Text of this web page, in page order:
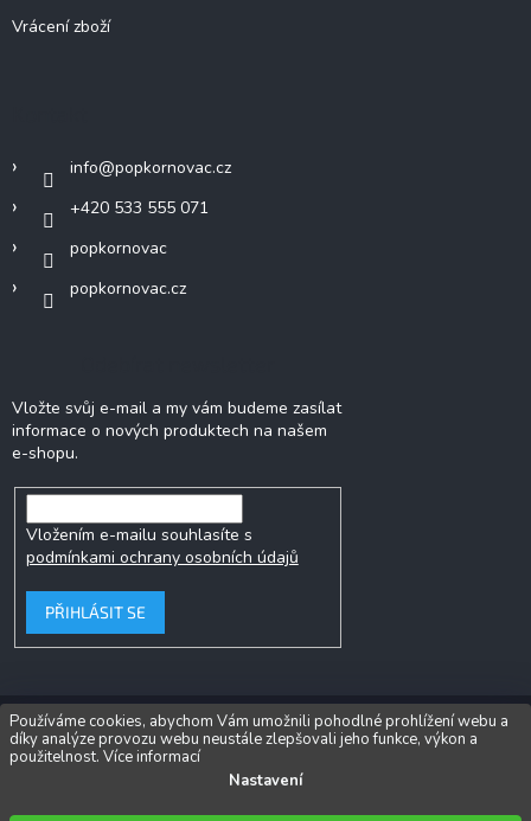
Používáme cookies, abychom Vám umožnili pohodlné prohlížení webu a
díky analýze provozu webu neustále zlepšovali jeho funkce, výkon a
použitelnost. Více informací
Nastavení
Vrácení zboží
info@popkornovac.cz
+420 533 555 071
popkornovac
popkornovac.cz
Vložte svůj e-mail a my vám budeme zasílat
informace o nových produktech na našem
e-shopu.
Vložením e-mailu souhlasíte s
podmínkami ochrany osobních údajů
PŘIHLÁSIT SE
Copyright 2026Popkornovač.cz®. Všechna práva vyhrazena.Upravit
nastavení cookies